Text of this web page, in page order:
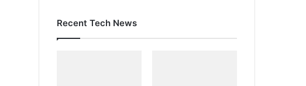
Recent Tech News